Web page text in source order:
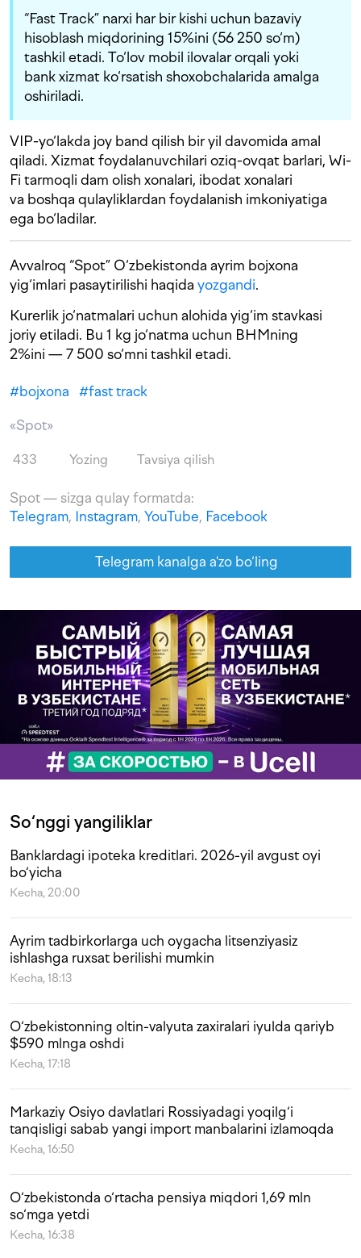
“Fast Track” narxi har bir kishi uchun bazaviy
hisoblash miqdorining 15%ini (56 250 so‘m)
tashkil etadi. To‘lov mobil ilovalar orqali yoki
bank xizmat ko‘rsatish shoxobchalarida amalga
oshiriladi.
VIP-yo‘lakda joy band qilish bir yil davomida amal
qiladi. Xizmat foydalanuvchilari oziq-ovqat barlari, Wi-
Fi tarmoqli dam olish xonalari, ibodat xonalari
va boshqa qulayliklardan foydalanish imkoniyatiga
ega bo‘ladilar.
Avvalroq “Spot” O‘zbekistonda ayrim bojxona
yig‘imlari pasaytirilishi haqida yozgandi.
Kurerlik jo‘natmalari uchun alohida yig‘im stavkasi
joriy etiladi. Bu 1 kg jo‘natma uchun BHMning
2%ini — 7 500 so‘mni tashkil etadi.
#bojxona #fast track
«Spot»
433 Yozing Tavsiya qilish
Spot — sizga qulay formatda:
Telegram, Instagram, YouTube, Facebook
Telegram kanalga a'zo bo‘ling
So‘nggi yangiliklar
Banklardagi ipoteka kreditlari. 2026-yil avgust oyi
bo‘yicha
Kecha, 20:00
Ayrim tadbirkorlarga uch oygacha litsenziyasiz
ishlashga ruxsat berilishi mumkin
Kecha, 18:13
O‘zbekistonning oltin-valyuta zaxiralari iyulda qariyb
$590 mlnga oshdi
Kecha, 17:18
Markaziy Osiyo davlatlari Rossiyadagi yoqilg‘i
tanqisligi sabab yangi import manbalarini izlamoqda
Kecha, 16:50
O‘zbekistonda o‘rtacha pensiya miqdori 1,69 mln
so‘mga yetdi
Kecha, 16:38